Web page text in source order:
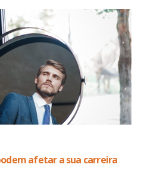
afetar a sua carreira